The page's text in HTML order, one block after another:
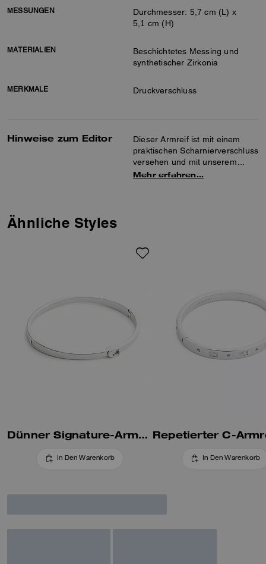
MESSUNGEN
Durchmesser: 5,7 cm (L) x
5,1 cm (H)
MATERIALIEN
Beschichtetes Messing und
synthetischer Zirkonia
MERKMALE Druckverschluss
Hinweise zum Editor
Dieser Armreif ist mit einem
praktischen Scharnierverschluss
versehen und mit unserem
Signature-Glied verziert, das
Mehr erfahren…
Ähnliche Styles
Dünner Signature-Armreif Mit Scharnierverschluss
In Den Warenkorb In Den Warenkorb